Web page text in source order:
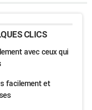
CLICS
avec ceux qui
facilement et